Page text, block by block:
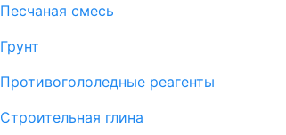
Песчаная смесь
Грунт
Противогололедные реагенты
Строительная глина